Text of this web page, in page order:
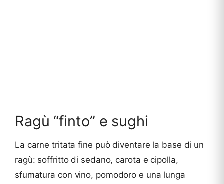
Ragù “finto” e sughi
La carne tritata fine può diventare la base di un
ragù: soffritto di sedano, carota e cipolla,
sfumatura con vino, pomodoro e una lunga